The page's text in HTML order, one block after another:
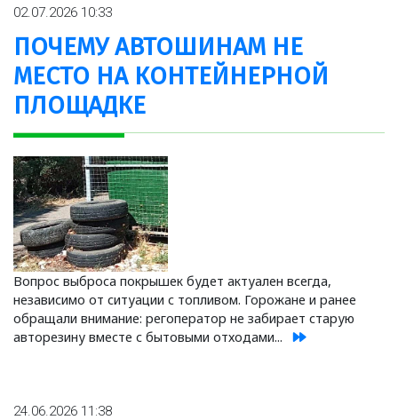
02.07.2026 10:33
ПОЧЕМУ АВТОШИНАМ НЕ
МЕСТО НА КОНТЕЙНЕРНОЙ
ПЛОЩАДКЕ
Вопрос выброса покрышек будет актуален всегда,
независимо от ситуации с топливом. Горожане и ранее
обращали внимание: регоператор не забирает старую
авторезину вместе с бытовыми отходами...
24.06.2026 11:38